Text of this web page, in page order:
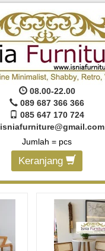
08.00-22.00
089 687 366 366
085 647 170 724
isniafurniture@gmail.com
Jumlah = pcs
Keranjang